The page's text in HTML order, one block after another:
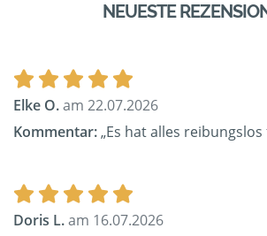
NEUESTE
Elke O.am 22.07.2026
Kommentar:„Es hat alles
Doris L.am 16.07.2026